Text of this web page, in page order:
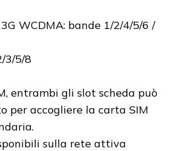
WCDMA: bande 1/2/4/5/6 /
3/5/8
entrambi gli slot scheda può
per accogliere la carta SIM
sulla rete attiva